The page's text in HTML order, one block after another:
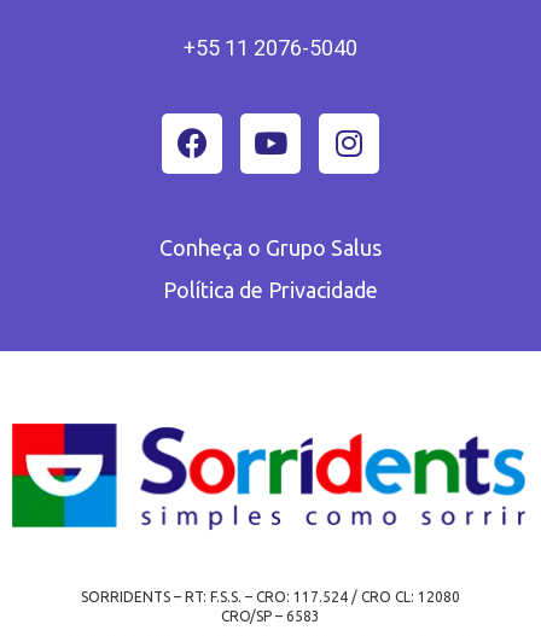
+55 11 2076-5040
Conheça o Grupo Salus
Política de Privacidade
SORRIDENTS – RT: F.S.S. – CRO: 117.524 / CRO CL: 12080
CRO/SP – 6583